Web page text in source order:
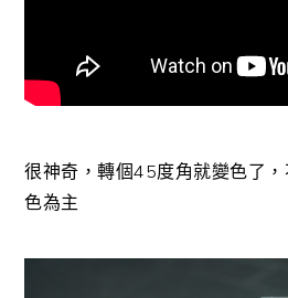
很神奇，轉個45度角就變色了
色為主